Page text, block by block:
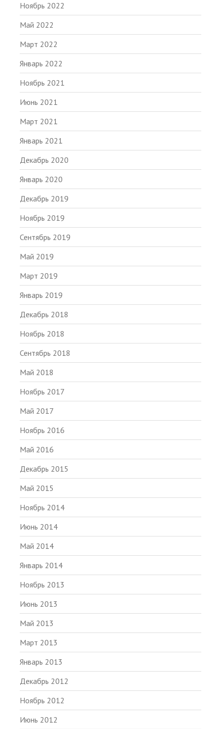
Ноябрь 2022
Май 2022
Март 2022
Январь 2022
Ноябрь 2021
Июнь 2021
Март 2021
Январь 2021
Декабрь 2020
Январь 2020
Декабрь 2019
Ноябрь 2019
Сентябрь 2019
Май 2019
Март 2019
Январь 2019
Декабрь 2018
Ноябрь 2018
Сентябрь 2018
Май 2018
Ноябрь 2017
Май 2017
Ноябрь 2016
Май 2016
Декабрь 2015
Май 2015
Ноябрь 2014
Июнь 2014
Май 2014
Январь 2014
Ноябрь 2013
Июнь 2013
Май 2013
Март 2013
Январь 2013
Декабрь 2012
Ноябрь 2012
Июнь 2012